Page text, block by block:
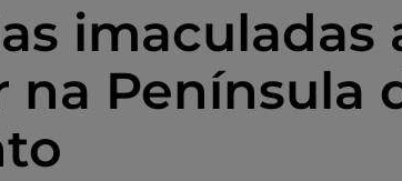
imaculadas
na Península